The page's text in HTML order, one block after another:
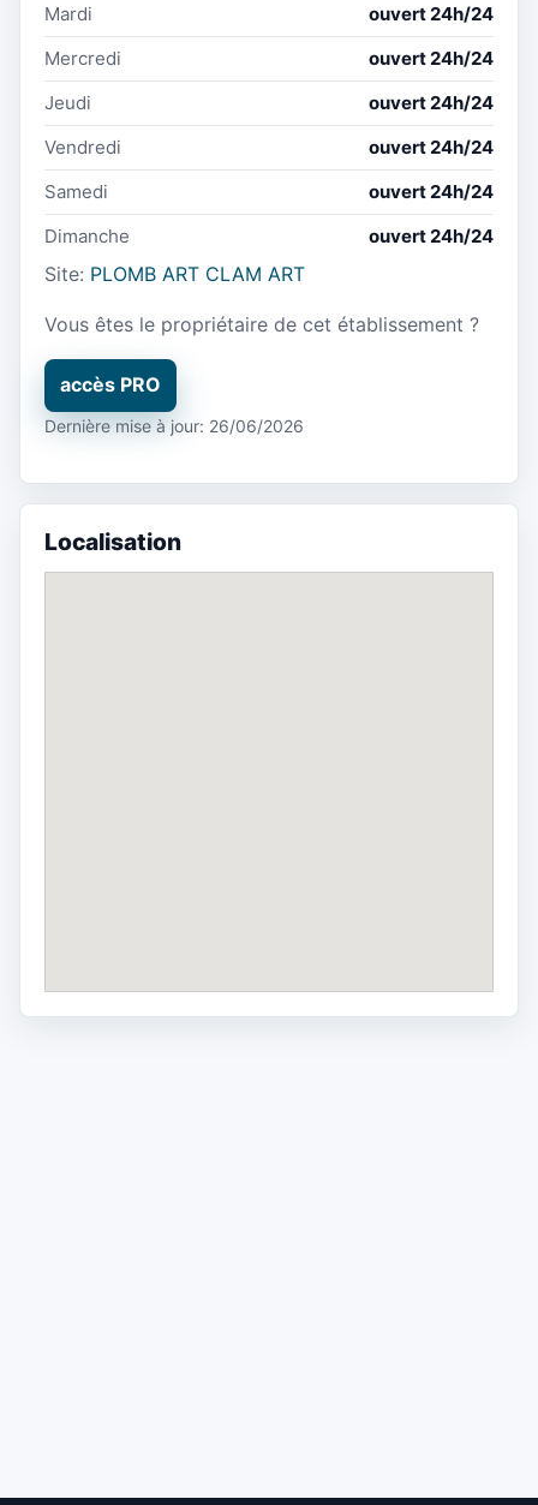
Mardi
ouvert 24h/24
Mercredi
ouvert 24h/24
Jeudi
ouvert 24h/24
Vendredi
ouvert 24h/24
Samedi
ouvert 24h/24
Dimanche
ouvert 24h/24
Site: PLOMB ART CLAM ART
Vous êtes le propriétaire de cet établissement ?
accès PRO
Dernière mise à jour: 26/06/2026
Localisation